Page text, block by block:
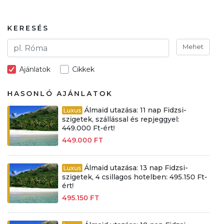
KERESÉS
Mehet
Ajánlatok Cikkek
HASONLÓ AJÁNLATOK
Luxus Álmaid utazása: 11 nap Fidzsi-
szigetek, szállással és repjeggyel:
449.000 Ft-ért!
449.000 FT
Luxus Álmaid utazása: 13 nap Fidzsi-
szigetek, 4 csillagos hotelben: 495.150 Ft-
ért!
495.150 FT